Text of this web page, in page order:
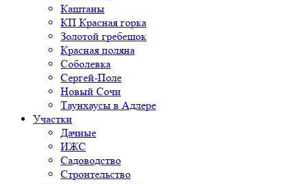
Каштаны
КП Красная горка
Золотой гребешок
Красная поляна
Соболевка
Сергей-Поле
Новый Сочи
Таунхаусы в Адлере
Участки
Дачные
ИЖС
Садоводство
Строительство